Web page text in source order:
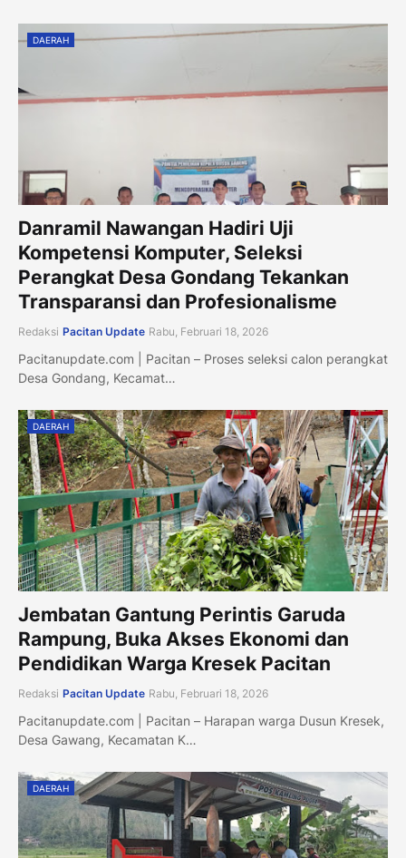
DAERAH
Danramil Nawangan Hadiri Uji
Kompetensi Komputer, Seleksi
Perangkat Desa Gondang Tekankan
Transparansi dan Profesionalisme
Redaksi Pacitan Update Rabu, Februari 18, 2026
Pacitanupdate.com | Pacitan – Proses seleksi calon perangkat
Desa Gondang, Kecamat…
DAERAH
Jembatan Gantung Perintis Garuda
Rampung, Buka Akses Ekonomi dan
Pendidikan Warga Kresek Pacitan
Redaksi Pacitan Update Rabu, Februari 18, 2026
Pacitanupdate.com | Pacitan – Harapan warga Dusun Kresek,
Desa Gawang, Kecamatan K…
DAERAH